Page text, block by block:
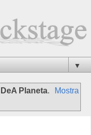
▼
DeA Planeta.
Mostra